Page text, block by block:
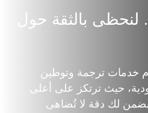
حظى بالثقة حول
خدمات ترجمة وتوطين
حيث ترتكز على أعلى
لنضمن لك دقة لا تُضاهى